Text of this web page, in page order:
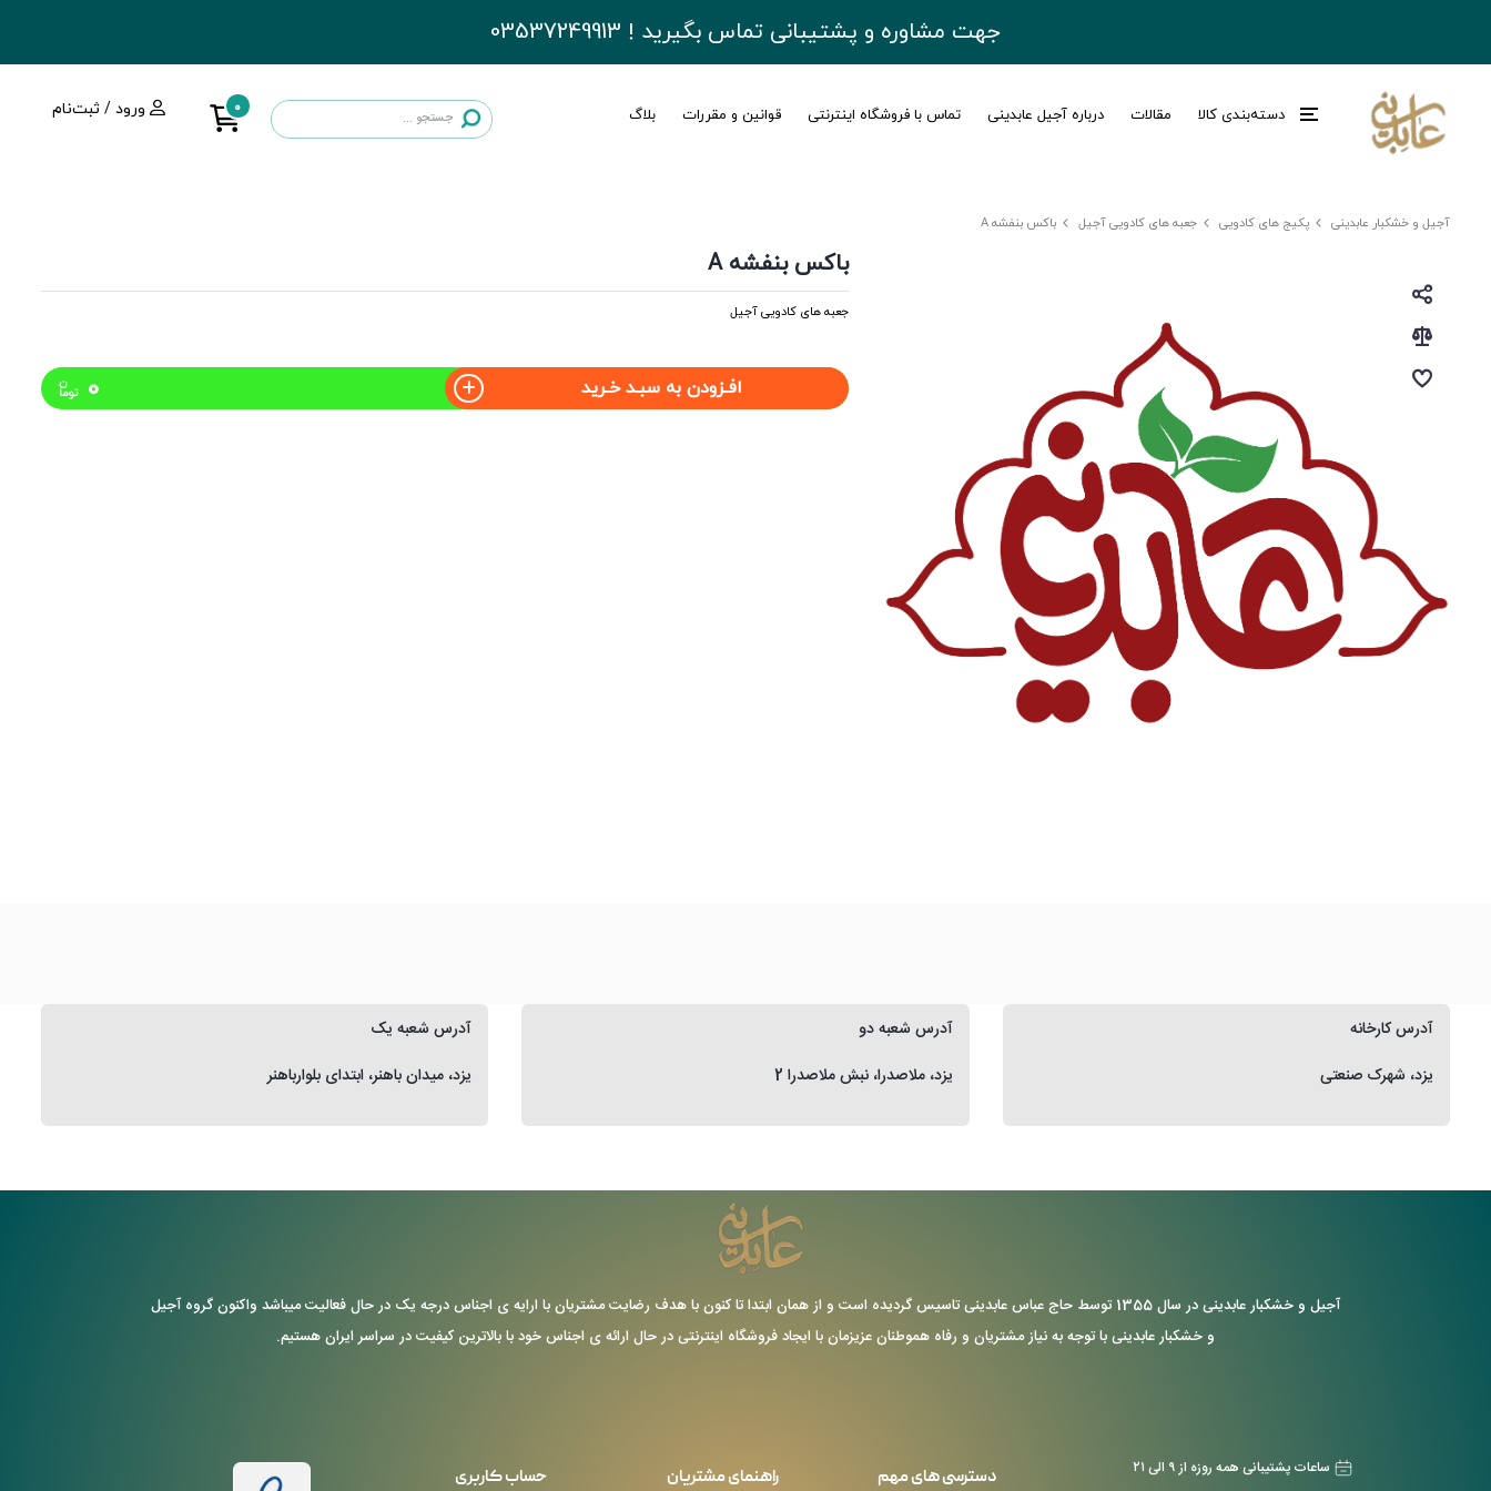
جهت مشاوره و پشتیبانی تماس بگیرید ! 03537249913
ورود / ثبت‌نام 0 دسته‌بندی کالا مقالات درباره آجیل عابدینی تماس با فروشگاه اینترنتی قوانین و مقررات بلاگ
آجیل و خشکبار عابدینی پکیج های کادویی جعبه های کادویی آجیل باکس بنفشه A
باکس بنفشه A
جعبه های کادویی آجیل
افـزودن به سبـد خـرید 0 توما
ن
آدرس شعبه یک
یزد، میدان باهنر، ابتدای بلوارباهنر
آدرس شعبه دو
یزد، ملاصدرا، نبش ملاصدرا 2
آدرس کارخانه
یزد، شهرک صنعتی
آجیل و خشکبار عابدینی در سال 1355 توسط حاج عباس عابدینی تاسیس گردیده است و از همان ابتدا تا کنون با هدف رضایت مشتریان با ارایه ی اجناس درجه یک در حال فعالیت میباشد واکنون گروه آجیل
و خشکبار عابدینی با توجه به نیاز مشتریان و رفاه هموطنان عزیزمان با ایجاد فروشگاه اینترنتی در حال ارائه ی اجناس خود با بالاترین کیفیت در سراسر ایران هستیم.
ساعات پشتیبانی همه روزه از ۹ الی ۲۱ دسترسی های مهم راهنمای مشتریان حساب کاربری